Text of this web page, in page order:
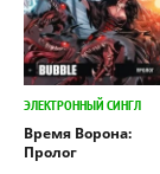
ЭЛЕКТРОННЫЙ СИНГЛ
Время Ворона:
Пролог